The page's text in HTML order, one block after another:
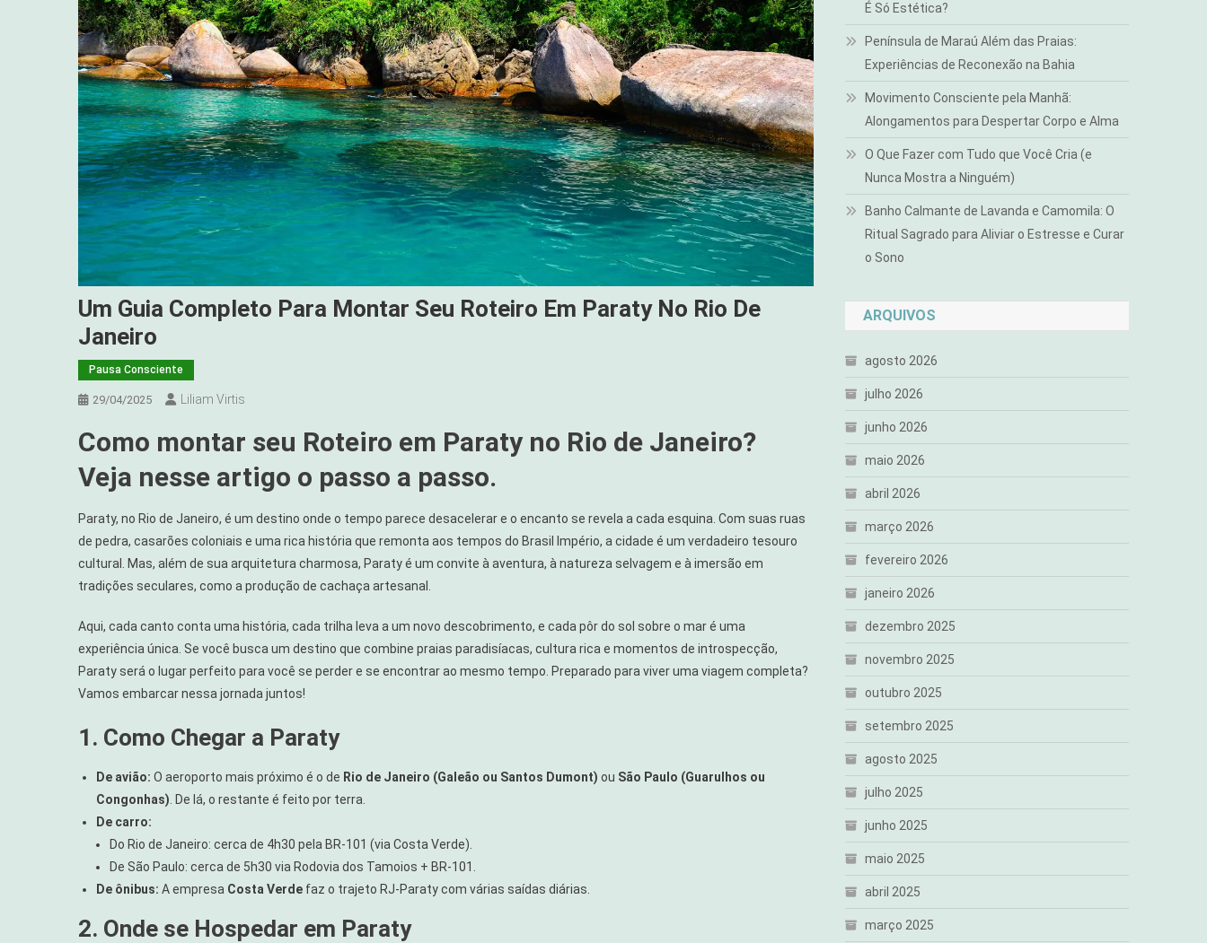
Um Guia Completo Para Montar Seu Roteiro Em Paraty No Rio De
Janeiro
Pausa Consciente
29/04/2025 Liliam Virtis
Como montar seu Roteiro em Paraty no Rio de Janeiro?
Veja nesse artigo o passo a passo.
Paraty, no Rio de Janeiro, é um destino onde o tempo parece desacelerar e o encanto se revela a cada esquina. Com suas ruas
de pedra, casarões coloniais e uma rica história que remonta aos tempos do Brasil Império, a cidade é um verdadeiro tesouro
cultural. Mas, além de sua arquitetura charmosa, Paraty é um convite à aventura, à natureza selvagem e à imersão em
tradições seculares, como a produção de cachaça artesanal.
Aqui, cada canto conta uma história, cada trilha leva a um novo descobrimento, e cada pôr do sol sobre o mar é uma
experiência única. Se você busca um destino que combine praias paradisíacas, cultura rica e momentos de introspecção,
Paraty será o lugar perfeito para você se perder e se encontrar ao mesmo tempo. Preparado para viver uma viagem completa?
Vamos embarcar nessa jornada juntos!
1. Como Chegar a Paraty
De avião: O aeroporto mais próximo é o de Rio de Janeiro (Galeão ou Santos Dumont) ou São Paulo (Guarulhos ou
Congonhas) . De lá, o restante é feito por terra.
De carro:
Do Rio de Janeiro: cerca de 4h30 pela BR-101 (via Costa Verde).
De São Paulo: cerca de 5h30 via Rodovia dos Tamoios + BR-101.
De ônibus: A empresa Costa Verde faz o trajeto RJ-Paraty com várias saídas diárias.
2. Onde se Hospedar em Paraty
É Só Estética?
Península de Maraú Além das Praias:
Experiências de Reconexão na Bahia
Movimento Consciente pela Manhã:
Alongamentos para Despertar Corpo e Alma
O Que Fazer com Tudo que Você Cria (e
Nunca Mostra a Ninguém)
Banho Calmante de Lavanda e Camomila: O
Ritual Sagrado para Aliviar o Estresse e Curar
o Sono
ARQUIVOS
agosto 2026
julho 2026
junho 2026
maio 2026
abril 2026
março 2026
fevereiro 2026
janeiro 2026
dezembro 2025
novembro 2025
outubro 2025
setembro 2025
agosto 2025
julho 2025
junho 2025
maio 2025
abril 2025
março 2025